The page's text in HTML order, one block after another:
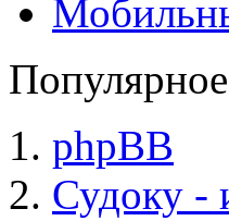
Популярное
phpBB
Судоку -